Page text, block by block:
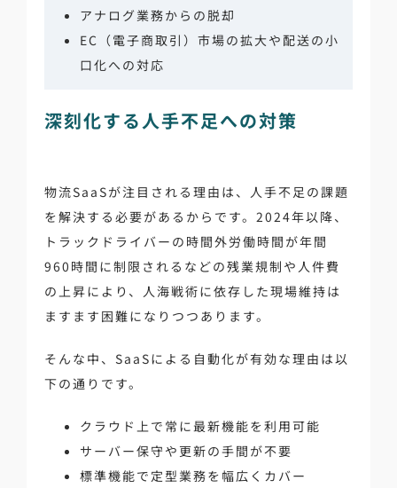
アナログ業務からの脱却
EC（電子商取引）市場の拡大や配送の小
口化への対応
深刻化する人手不足への対策
物流SaaSが注目される理由は、人手不足の課題
を解決する必要があるからです。2024年以降、
トラックドライバーの時間外労働時間が年間
960時間に制限されるなどの残業規制や人件費
の上昇により、人海戦術に依存した現場維持は
ますます困難になりつつあります。
そんな中、SaaSによる自動化が有効な理由は以
下の通りです。
クラウド上で常に最新機能を利用可能
サーバー保守や更新の手間が不要
標準機能で定型業務を幅広くカバー